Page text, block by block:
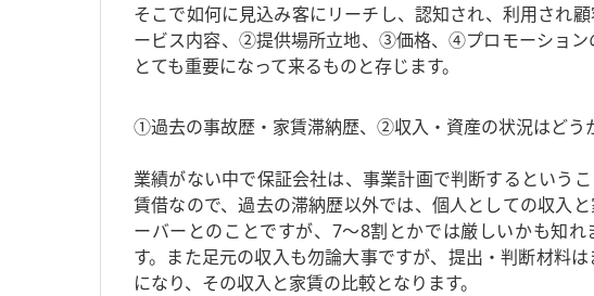
そこで如何に見込み客にリーチし、認知され、利用され
ービス内容、②提供場所立地、③価格、④プロモーション
とても重要になって来るものと存じます。
①過去の事故歴・家賃滞納歴、②収入・資産の状況はどう
業績がない中で保証会社は、事業計画で判断するという
賃借なので、過去の滞納歴以外では、個人としての収入
ーバーとのことですが、7～8割とかでは厳しいかも知
す。また足元の収入も勿論大事ですが、提出・判断材料
になり、その収入と家賃の比較となります。